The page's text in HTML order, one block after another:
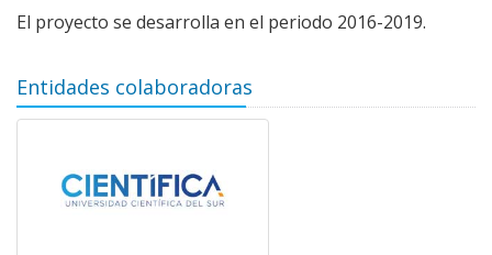
El proyecto se desarrolla en el periodo 2016-2019.
Entidades colaboradoras